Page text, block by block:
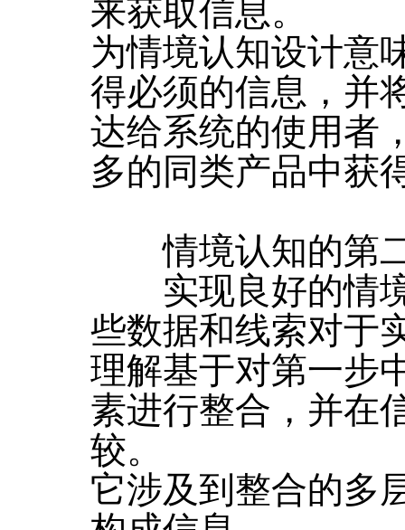
来获取信息。
为情境认知设计意
得必须的信息，并
达给系统的使用者
多的同类产品中获
情境认知的第二
实现良好的情境
些数据和线索对于
理解基于对第一步
素进行整合，并在
较。
它涉及到整合的多